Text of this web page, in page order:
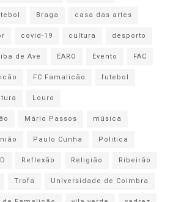
Braga
casa das artes
covid-19 cultura
desporto
de Ave EARO Evento
FAC
FC Famalicão
futebol
Louro
Mário Passos
música
Paulo Cunha
Politica
Reflexão Religião
Ribeirão
Trofa
Universidade de Coimbra